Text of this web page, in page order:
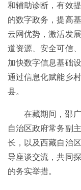
和辅助诊断，有效
的数字政务，提高
云网优势，激活发
道资源、安全可信
加快数字信息基础
通过信息化赋能乡
县。
在藏期间，邵
自治区政府常务副
长，以及西藏自治
导座谈交流，共同
的务实举措。